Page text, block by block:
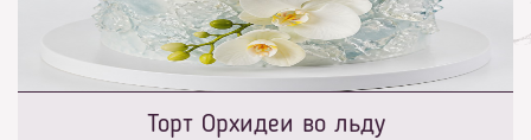
Торт Орхидеи во льду